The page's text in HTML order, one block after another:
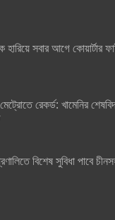
হারিয়ে সবার আগে কোয়ার্টার
রেকর্ড: খামেনির
বিশেষ সুবিধা পাবে